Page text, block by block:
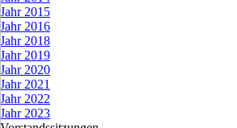
Jahr 2015
Jahr 2016
Jahr 2018
Jahr 2019
Jahr 2020
Jahr 2021
Jahr 2022
Jahr 2023